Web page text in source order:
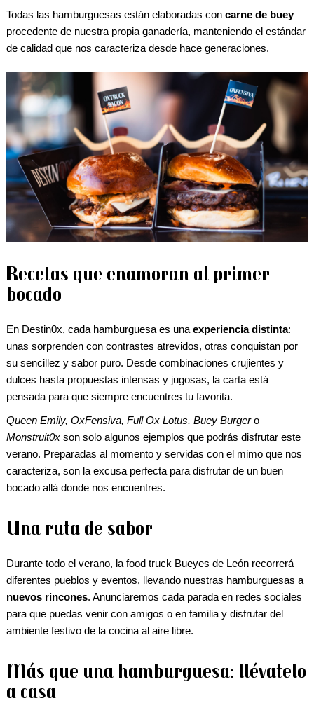
Todas las hamburguesas están elaboradas con carne de buey
procedente de nuestra propia ganadería, manteniendo el estándar
de calidad que nos caracteriza desde hace generaciones.
Recetas que enamoran al primer
bocado
En Destin0x, cada hamburguesa es una experiencia distinta:
unas sorprenden con contrastes atrevidos, otras conquistan por
su sencillez y sabor puro. Desde combinaciones crujientes y
dulces hasta propuestas intensas y jugosas, la carta está
pensada para que siempre encuentres tu favorita.
Queen Emily, OxFensiva, Full Ox Lotus, Buey Burgero
Monstruit0x son solo algunos ejemplos que podrás disfrutar este
verano. Preparadas al momento y servidas con el mimo que nos
caracteriza, son la excusa perfecta para disfrutar de un buen
bocado allá donde nos encuentres.
Una ruta de sabor
Durante todo el verano, la food truck Bueyes de León recorrerá
diferentes pueblos y eventos, llevando nuestras hamburguesas a
nuevos rincones. Anunciaremos cada parada en redes sociales
para que puedas venir con amigos o en familia y disfrutar del
ambiente festivo de la cocina al aire libre.
Más que una hamburguesa: llévatelo
a casa